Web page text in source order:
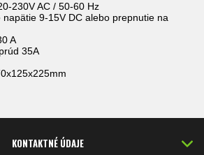
230V AC / 50-60 Hz
napätie 9-15V DC alebo prepnutie na
A
35A
KONTAKTNÉ ÚDAJE